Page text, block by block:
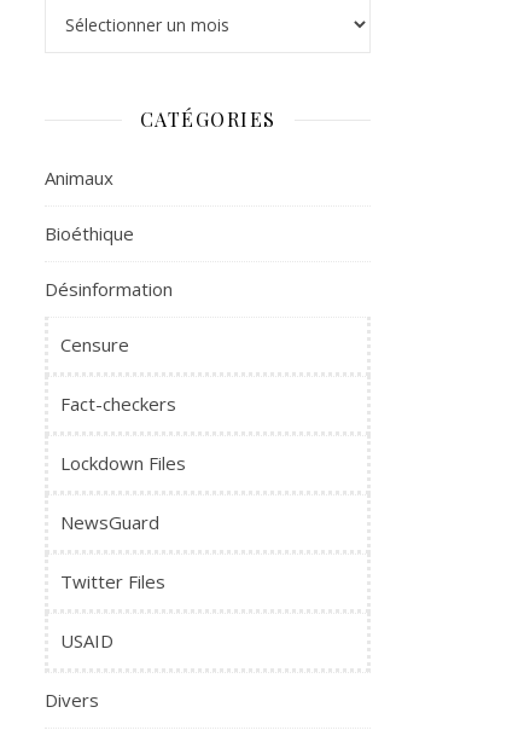
CATÉGORIES
Animaux
Bioéthique
Désinformation
Censure
Fact-checkers
Lockdown Files
NewsGuard
Twitter Files
USAID
Divers